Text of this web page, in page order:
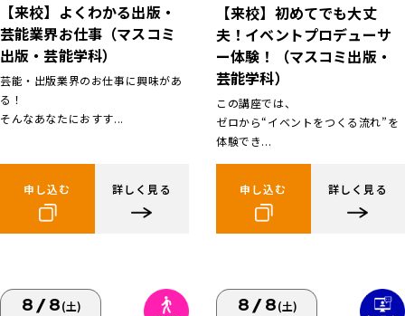
【来校】よくわかる出版・
芸能業界お仕事（マスコミ
出版・芸能学科）
芸能・出版業界のお仕事に興味があ
る！
そんなあなたにおすす...
申し込む 詳しく見る
【来校】初めてでも大丈
夫！イベントプロデューサ
ー体験！（マスコミ出版・
芸能学科）
この講座では、
ゼロから“イベントをつくる流れ”を
体験でき...
申し込む 詳しく見る
8/8(土) 8/8(土)